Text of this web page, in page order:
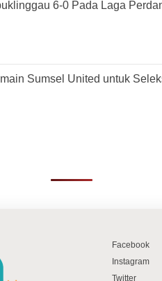
6-0 Pada Laga
Sumsel United untuk
Facebook
Instagram
Twitter